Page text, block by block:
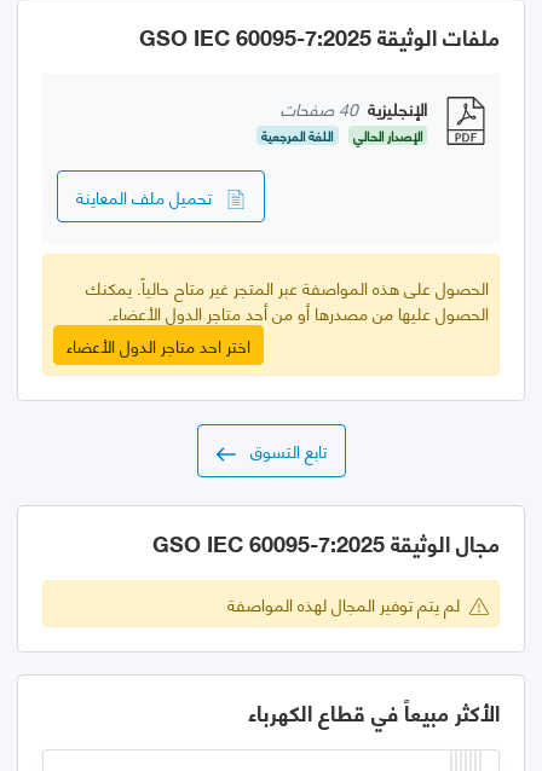
ملفات الوثيقة GSO IEC 60095-7:2025
الإنجليزية 40 صفحات
الإصدار الحالي اللغة المرجعية
تحميل ملف المعاينة
الحصول على هذه المواصفة عبر المتجر غير متاح حالياً. يمكنك
الحصول عليها من مصدرها أو من أحد متاجر الدول الأعضاء.
اختر احد متاجر الدول الأعضاء
تابع التسوق
مجال الوثيقة GSO IEC 60095-7:2025
لم يتم توفير المجال لهذه المواصفة
الأكثر مبيعاً في قطاع الكهرباء